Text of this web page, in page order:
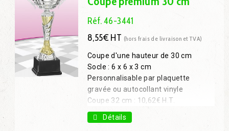
Réf. 46-3441
8,55€ HT (hors frais de livraison et TVA)
Coupe d'une hauteur de 30 cm
Socle : 6 x 6 x 3 cm
Personnalisable par plaquette
gravée ou autocollant vinyle
Coupe 32 cm : 10,62€ H.T.
Coupe 38 cm : 11,61€ H.T.
Coupe 40 cm : 13,95€ H.T.
Détails